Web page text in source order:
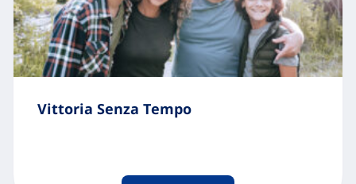
Vittoria Senza Tempo